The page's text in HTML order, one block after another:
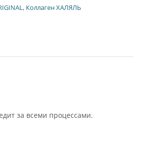
, Коллаген ХАЛЯЛЬ
за всеми процессами.